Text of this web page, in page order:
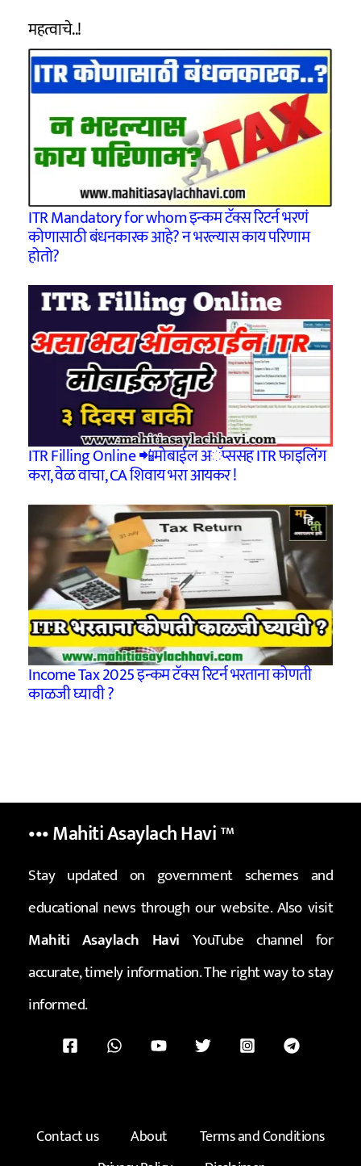
महत्वाचे..!
ITR Mandatory for whom इन्कम टॅक्स रिटर्न भरणं
कोणासाठी बंधनकारक आहे? न भरल्यास काय परिणाम
होतो?
ITR Filling Online 📲मोबाईल अॅप्ससह ITR फाइलिंग
करा, वेळ वाचा, CA शिवाय भरा आयकर !
Income Tax 2025 इन्कम टॅक्स रिटर्न भरताना कोणती
काळजी घ्यावी ?
••• Mahiti Asaylach Havi™
Stay updated on government schemes and
educational news through our website. Also visit
Mahiti Asaylach Havi YouTube channel for
accurate, timely information. The right way to stay
informed.
Contact us About
Terms and Conditions